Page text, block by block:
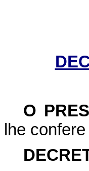
O
lhe